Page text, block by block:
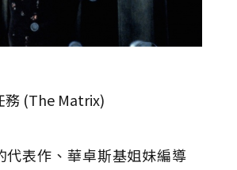
務 (The Matrix)
代表作、華卓斯基姐妹編導